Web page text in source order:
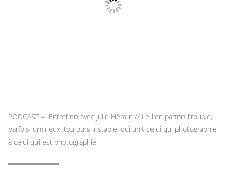
PODCAST – Entretien avec Julie Héraut // Le lien parfois trouble,
parfois lumineux, toujours instable, qui unit celui qui photographie
à celui qui est photographié.